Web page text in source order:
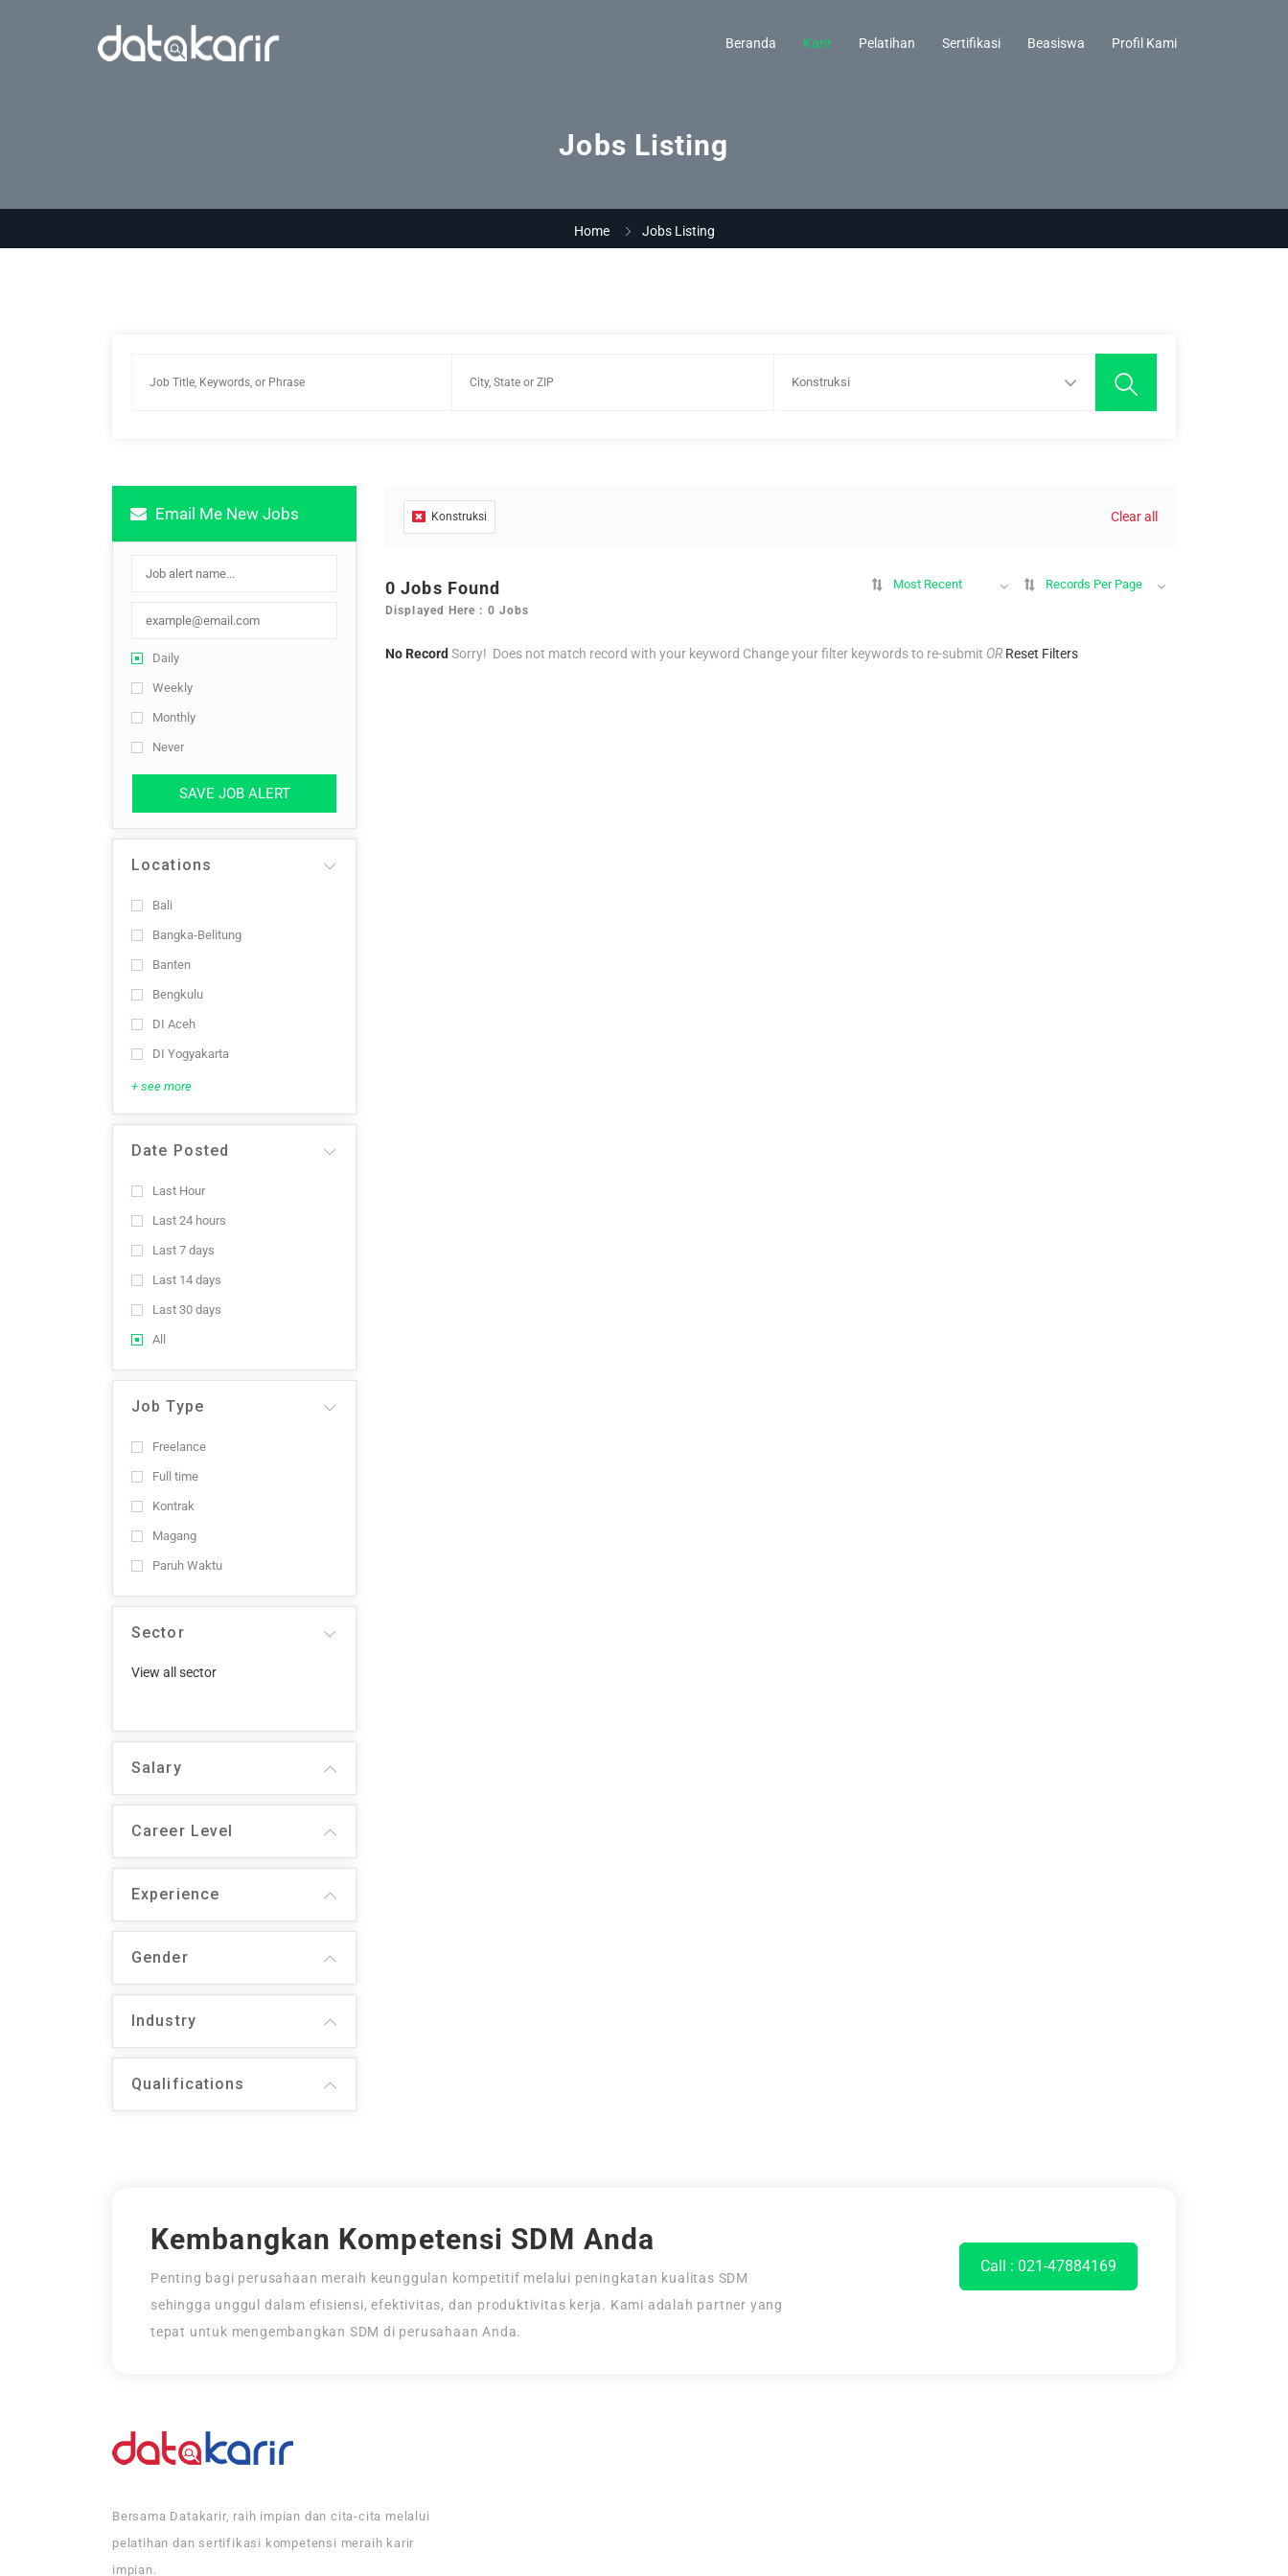
Beranda Karir Pelatihan Sertifikasi Beasiswa Profil Kami
Jobs Listing
Home Jobs Listing
Konstruksi
Email Me New Jobs
Daily
Weekly
Monthly
Never
SAVE JOB ALERT
Locations
Bali
Bangka-Belitung
Banten
Bengkulu
DI Aceh
DI Yogyakarta
+ see more
Date Posted
Last Hour
Last 24 hours
Last 7 days
Last 14 days
Last 30 days
All
Job Type
Freelance
Full time
Kontrak
Magang
Paruh Waktu
Sector
View all sector
Salary
Career Level
Experience
Gender
Industry
Qualifications
Konstruksi Clear all
0 Jobs Found
Displayed Here : 0 Jobs
Most Recent Records Per Page
No Record Sorry! Does not match record with your keyword Change your filter keywords to re-submit OR Reset Filters
Kembangkan Kompetensi SDM Anda
Penting bagi perusahaan meraih keunggulan kompetitif melalui peningkatan kualitas SDM
sehingga unggul dalam efisiensi, efektivitas, dan produktivitas kerja. Kami adalah partner yang
tepat untuk mengembangkan SDM di perusahaan Anda.
Call : 021-47884169
Bersama Datakarir, raih impian dan cita-cita melalui
pelatihan dan sertifikasi kompetensi meraih karir
impian.